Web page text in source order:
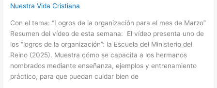
Nuestra Vida Cristiana
Con el tema: “Logros de la organización para el mes de Marzo”
Resumen del vídeo de esta semana: El vídeo presenta uno de
los “logros de la organización”: la Escuela del Ministerio del
Reino (2025). Muestra cómo se capacita a los hermanos
nombrados mediante enseñanza, ejemplos y entrenamiento
práctico, para que puedan cuidar bien de